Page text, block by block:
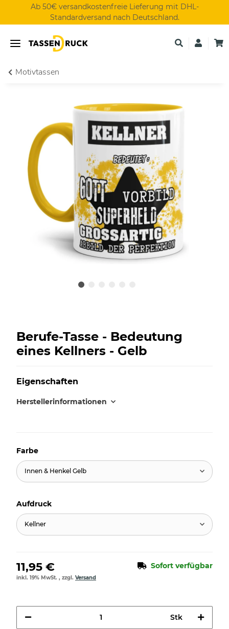
Ab 50€ versandkostenfreie Lieferung mit DHL-
Standardversand nach Deutschland.
Motivtassen
Berufe-Tasse - Bedeutung
eines Kellners - Gelb
Eigenschaften
Herstellerinformationen
Farbe
Innen & Henkel Gelb
Aufdruck
Kellner
11,95 € Sofort verfügbar
inkl. 19% MwSt. , zzgl. Versand
Stk